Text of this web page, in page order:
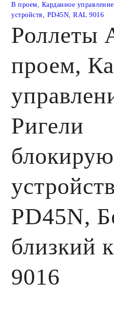
В проем, Карданное
устройств, PD45N, RAL 9016
Роллеты
проем,
Ригели
PD45N,
близкий
9016